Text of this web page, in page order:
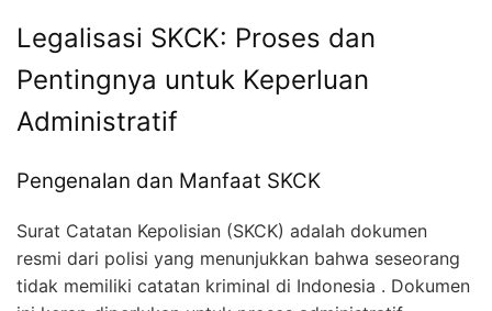
Legalisasi SKCK: Proses dan
Pentingnya untuk Keperluan
Administratif
Pengenalan dan Manfaat SKCK
Surat Catatan Kepolisian (SKCK) adalah dokumen
resmi dari polisi yang menunjukkan bahwa seseorang
tidak memiliki catatan kriminal di Indonesia . Dokumen